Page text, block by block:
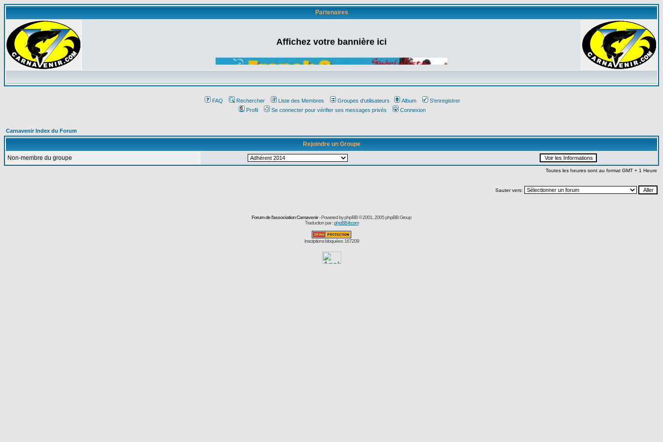
Partenaires
Affichez votre bannière ici
FAQ Rechercher Liste des Membres Groupes d'utilisateurs Album
S'enregistrer
Profil
Se connecter pour vérifier ses messages privés Connexion
Carnavenir Index du Forum
Rejoindre un Groupe
Non-membre du groupe
Toutes les heures sont au format GMT + 1 Heure
Sauter vers:
Forum de l'association Carnavenir- Powered byphpBB© 2001, 2005 phpBB Group
Traduction par :phpBB-fr.com
Inscriptions bloquées: 167209